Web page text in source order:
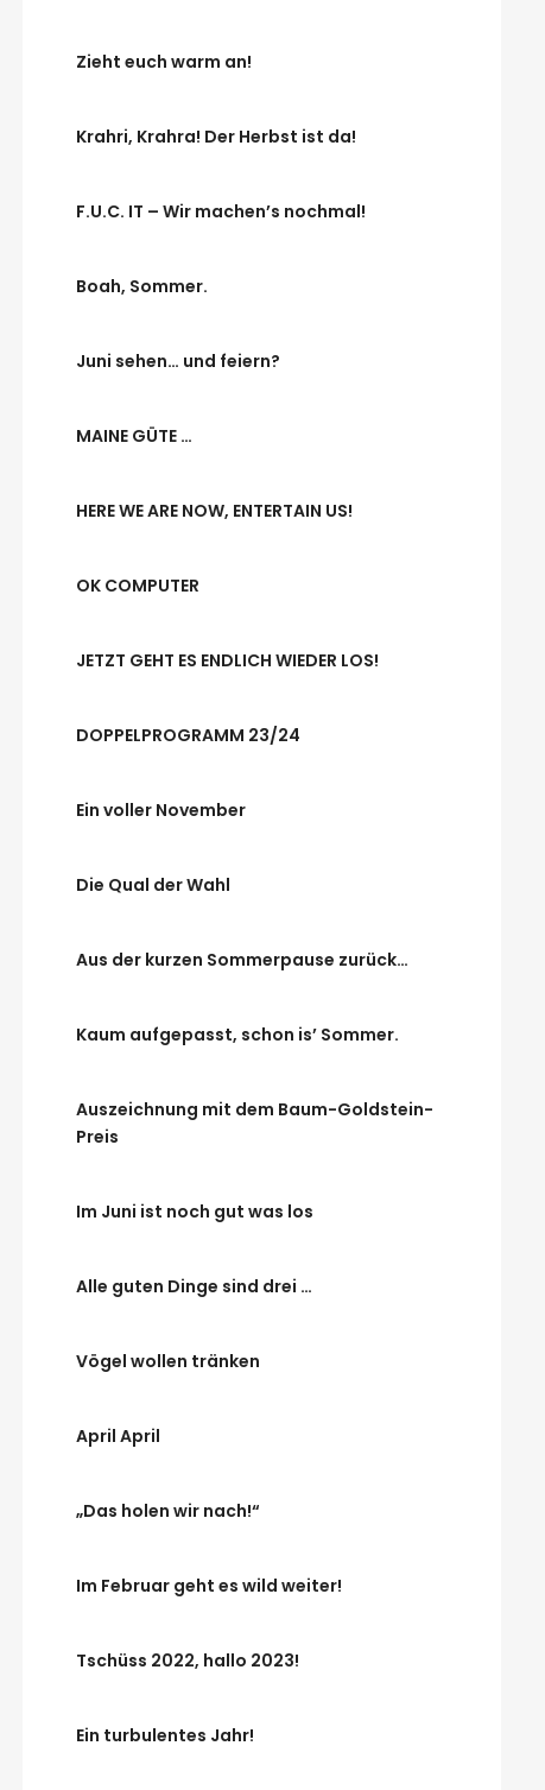
Zieht euch warm an!
Krahri, Krahra! Der Herbst ist da!
F.U.C. IT – Wir machen’s nochmal!
Boah, Sommer.
Juni sehen… und feiern?
MAINE GÜTE …
HERE WE ARE NOW, ENTERTAIN US!
OK COMPUTER
JETZT GEHT ES ENDLICH WIEDER LOS!
DOPPELPROGRAMM 23/24
Ein voller November
Die Qual der Wahl
Aus der kurzen Sommerpause zurück…
Kaum aufgepasst, schon is’ Sommer.
Auszeichnung mit dem Baum-Goldstein-
Preis
Im Juni ist noch gut was los
Alle guten Dinge sind drei …
Vögel wollen tränken
April April
„Das holen wir nach!“
Im Februar geht es wild weiter!
Tschüss 2022, hallo 2023!
Ein turbulentes Jahr!